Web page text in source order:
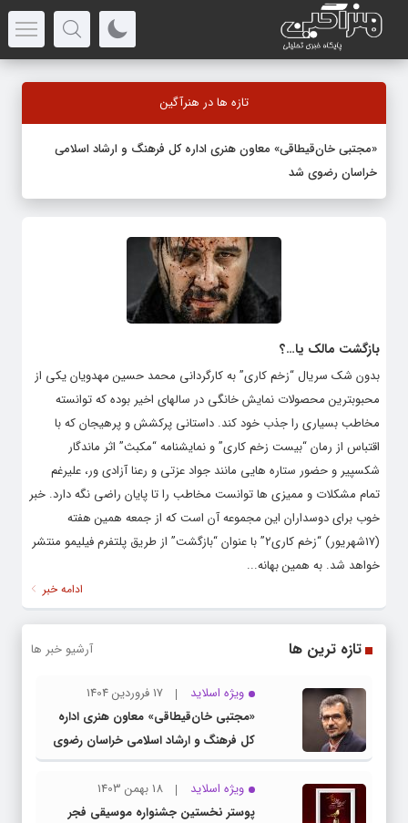
تازه ها در هنرآگین
«مجتبی خان‌قیطاقی» معاون هنری اداره کل فرهنگ و ارشاد اسلامی
خراسان رضوی شد
بازگشت مالک یا…؟
بدون شک سریال “زخم کاری” به کارگردانی محمد حسین مهدویان یکی از
محبوبترین محصولات نمایش خانگی در سالهای اخیر بوده که توانسته
مخاطب بسیاری را جذب خود کند. داستانی پرکشش و پرهیجان که با
اقتباس از رمان “بیست زخم کاری” و نمایشنامه “مکبث” اثر ماندگار
شکسپیر و حضور ستاره هایی مانند جواد عزتی و رعنا آزادی ور، علیرغم
تمام مشکلات و ممیزی ها توانست مخاطب را تا پایان راضی نگه دارد. خبر
خوب برای دوسداران این مجموعه آن است که از جمعه همین هفته
(۱۷شهریور) “زخم کاری۲” با عنوان “بازگشت” از طریق پلتفرم فیلیمو منتشر
خواهد شد. به همین بهانه...
ادامه خبر
تازه ترین ها آرشیو خبر ها
ویژه اسلاید
17 فروردین 1404
«مجتبی خان‌قیطاقی» معاون هنری اداره
کل فرهنگ و ارشاد اسلامی خراسان رضوی
شد
ویژه اسلاید
18 بهمن 1403
پوستر نخستین جشنواره موسیقی فجر